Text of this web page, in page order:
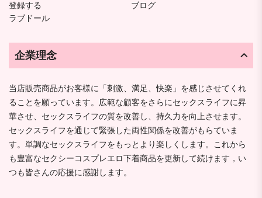
登録する
ブログ
ラブドール
企業理念
当店販売商品がお客様に「刺激、満足、快楽」を感じさせてくれ
ることを願っています。広範な顧客をさらにセックスライフに昇
華させ、セックスライフの質を改善し、持久力を向上させます。
セックスライフを通じて緊張した両性関係を改善がもらていま
す。単調なセックスライフをもっとより楽しくします。これから
も豊富なセクシーコスプレエロ下着商品を更新して続けます，い
つも皆さんの応援に感謝します。